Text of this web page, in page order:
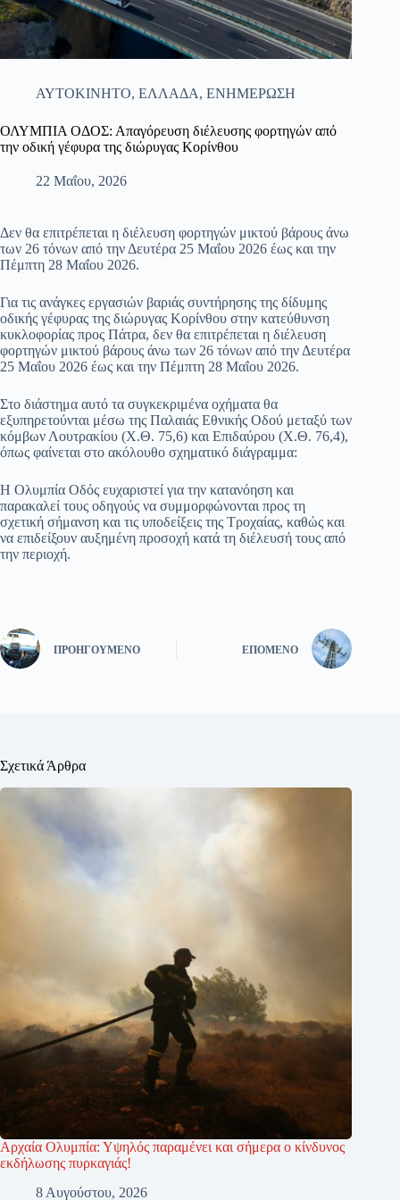
ΑΥΤΟΚΙΝΗΤΟ, ΕΛΛΑΔΑ, ΕΝΗΜΕΡΩΣΗ
ΟΛΥΜΠΙΑ ΟΔΟΣ: Απαγόρευση διέλευσης φορτηγών από
την οδική γέφυρα της διώρυγας Κορίνθου
22 Μαΐου, 2026
Δεν θα επιτρέπεται η διέλευση φορτηγών μικτού βάρους άνω
των 26 τόνων από την Δευτέρα 25 Μαΐου 2026 έως και την
Πέμπτη 28 Μαΐου 2026.
Για τις ανάγκες εργασιών βαριάς συντήρησης της δίδυμης
οδικής γέφυρας της διώρυγας Κορίνθου στην κατεύθυνση
κυκλοφορίας προς Πάτρα, δεν θα επιτρέπεται η διέλευση
φορτηγών μικτού βάρους άνω των 26 τόνων από την Δευτέρα
25 Μαΐου 2026 έως και την Πέμπτη 28 Μαΐου 2026.
Στο διάστημα αυτό τα συγκεκριμένα οχήματα θα
εξυπηρετούνται μέσω της Παλαιάς Εθνικής Οδού μεταξύ των
κόμβων Λουτρακίου (Χ.Θ. 75,6) και Επιδαύρου (Χ.Θ. 76,4),
όπως φαίνεται στο ακόλουθο σχηματικό διάγραμμα:
Η Ολυμπία Οδός ευχαριστεί για την κατανόηση και
παρακαλεί τους οδηγούς να συμμορφώνονται προς τη
σχετική σήμανση και τις υποδείξεις της Τροχαίας, καθώς και
να επιδείξουν αυξημένη προσοχή κατά τη διέλευσή τους από
την περιοχή.
ΠΡΟΗΓΟΎΜΕΝΟ ΕΠΌΜΕΝΟ
Σχετικά Άρθρα
Αρχαία Ολυμπία: Υψηλός παραμένει και σήμερα ο κίνδυνος
εκδήλωσης πυρκαγιάς!
8 Αυγούστου, 2026